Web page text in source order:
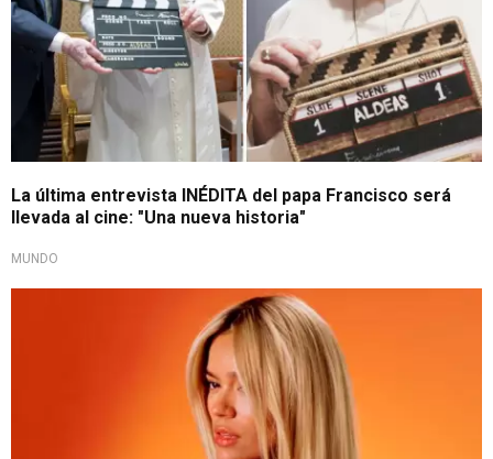
La última entrevista INÉDITA del papa Francisco será
llevada al cine: "Una nueva historia"
MUNDO